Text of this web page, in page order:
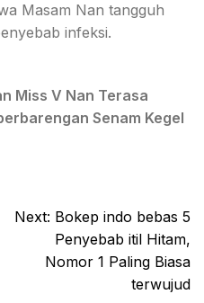
Masam Nan tangguh
infeksi.
Miss V Nan Terasa
Senam Kegel
Next: Bokep indo bebas 5
Penyebab itil Hitam,
Nomor 1 Paling Biasa
terwujud